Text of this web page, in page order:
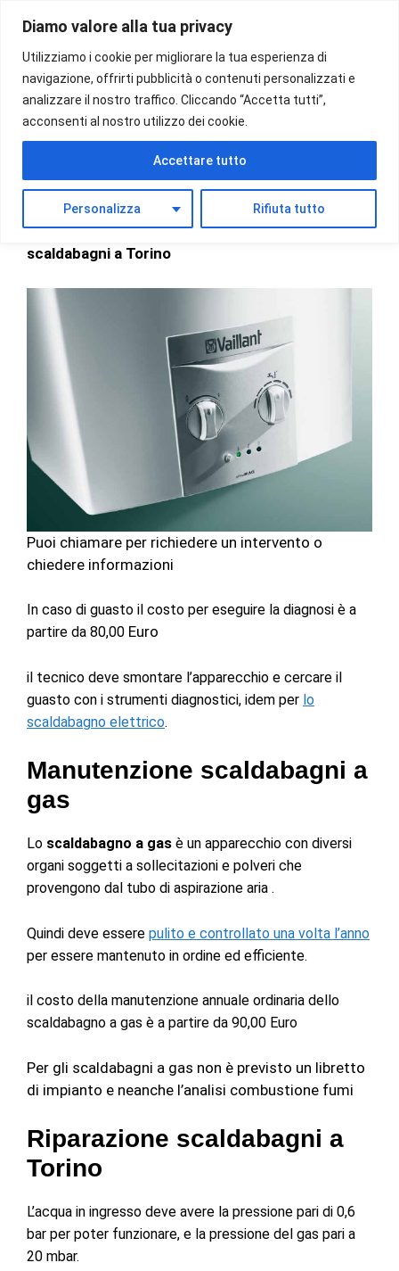
Diamo valore alla tua privacy
Utilizziamo i cookie per migliorare la tua esperienza di
navigazione, offrirti pubblicità o contenuti personalizzati e
analizzare il nostro traffico. Cliccando “Accetta tutti”,
acconsenti al nostro utilizzo dei cookie.
Personalizza Rifiuta tutto
Accettare tutto
contenuto
Assistenza scaldabagni
Torino
Siamo un Centro diAssistenza tecnica
scaldabagni a Torino
Puoi chiamare per richiedere un intervento o
chiedere informazioni
In caso di guasto il costo per eseguire la diagnosi è a
partire da 80,00 Euro
il tecnico deve smontare l’apparecchio e cercare il
guasto con i strumenti diagnostici, idem per lo
scaldabagno elettrico.
Manutenzione scaldabagni a
gas
Lo scaldabagno a gas è un apparecchio con diversi
organi soggetti a sollecitazioni e polveri che
provengono dal tubo di aspirazione aria .
Quindi deve essere pulito e controllato una volta l’anno
per essere mantenuto in ordine ed efficiente.
il costo della manutenzione annuale ordinaria dello
scaldabagno a gas è a partire da 90,00 Euro
Per gli scaldabagni a gas non è previsto un libretto
di impianto e neanche l’analisi combustione fumi
Riparazione scaldabagni a
Torino
L’acqua in ingresso deve avere la pressione pari di 0,6
bar per poter funzionare, e la pressione del gas pari a
20 mbar.